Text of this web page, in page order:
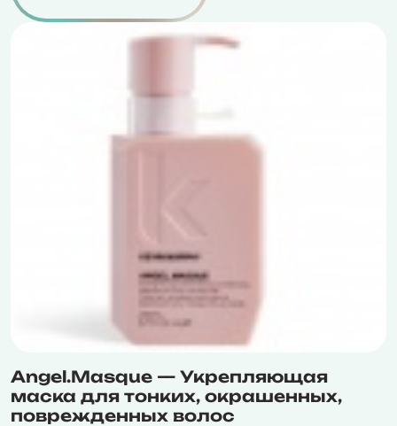
Angel.Masque — Укрепляющая
маска для тонких, окрашенных,
поврежденных волос